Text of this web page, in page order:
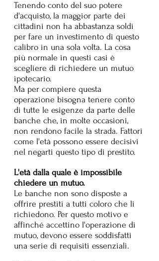
Tenendo conto del suo potere
d'acquisto, la maggior parte dei
cittadini non ha abbastanza soldi
per fare un investimento di questo
calibro in una sola volta. La cosa
più normale in questi casi è
scegliere di richiedere un mutuo
ipotecario.
Ma per compiere questa
operazione bisogna tenere conto
di tutte le esigenze da parte delle
banche che, in molte occasioni,
non rendono facile la strada. Fattori
come l'età possono essere decisivi
nel negarti questo tipo di prestito.
L'età dalla quale è impossibile
chiedere un mutuo.
Le banche non sono disposte a
offrire prestiti a tutti coloro che li
richiedono. Per questo motivo e
affinché accettino l'operazione di
mutuo, devono essere soddisfatti
una serie di requisiti essenziali.